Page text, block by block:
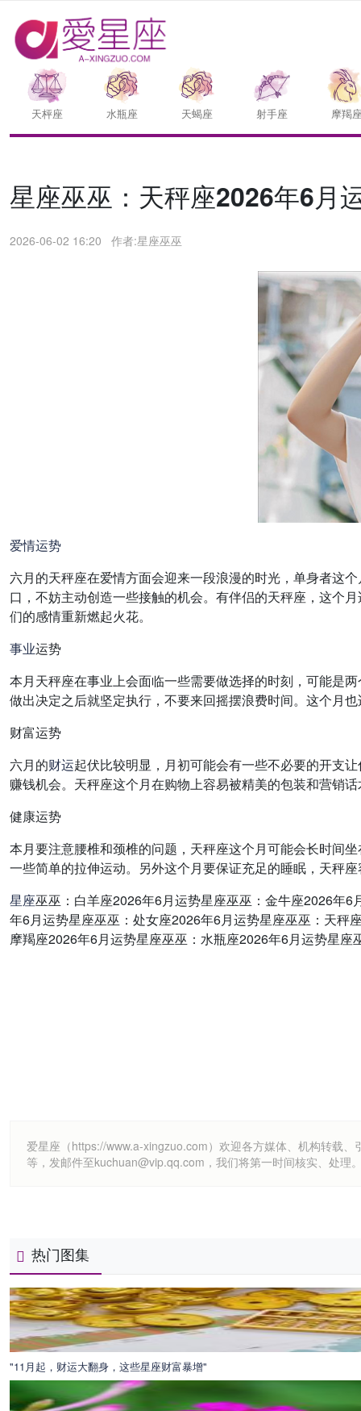
天枰座 水瓶座 天蝎座 射手座 摩羯
星座巫巫：天秤座2026年6月
2026-06-02 16:20 作者:星座巫巫
爱情运势
六月的天秤座在爱情方面会迎来一段浪漫的时光，单身者这
口，不妨主动创造一些接触的机会。有伴侣的天秤座，这个
们的感情重新燃起火花。
事业运势
本月天秤座在事业上会面临一些需要做选择的时刻，可能是
做出决定之后就坚定执行，不要来回摇摆浪费时间。这个月
财富运势
六月的财运起伏比较明显，月初可能会有一些不必要的开支
赚钱机会。天秤座这个月在购物上容易被精美的包装和营销
健康运势
本月要注意腰椎和颈椎的问题，天秤座这个月可能会长时间
一些简单的拉伸运动。另外这个月要保证充足的睡眠，天秤
星座巫巫：白羊座2026年6月运势星座巫巫：金牛座2026年
年6月运势星座巫巫：处女座2026年6月运势星座巫巫：天
摩羯座2026年6月运势星座巫巫：水瓶座2026年6月运势星座
爱星座（https://www.a-xingzuo.com）欢迎各方媒体、机构转载
等，发邮件至kuchuan@vip.qq.com，我们将第一时间核实、处理
热门图集
"11月起，财运大翻身，这些星座财富暴增"